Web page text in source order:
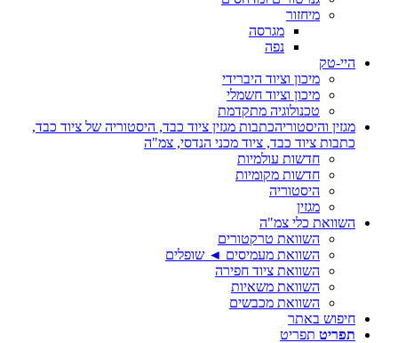
מיחזור
מגרסה
נפה
היי-טק
מיכון וציוד היברידי
מיכון וציוד חשמלי
טכנולוגיה מתקדמת
מגזין והיסטוריהכתבות מגזין ציוד כבד, היסטוריה של ציוד כבד,
כתבות ציוד כבד, ציוד מכני הנדסי, צמ"ה
חדשות עולמיות
חדשות מקומיות
היסטוריה
מגזין
השוואת כלי צמ"ה
השוואת טרקטורים
השוואת מעמיסים ◄ שופלים
השוואת ציוד חפירה
השוואת משאיות
השוואת מכבשים
חיפוש באתר
תפריט תפריט